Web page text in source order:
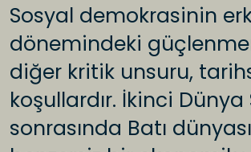
Sosyal demokrasinin
dönemindeki
diğer kritik unsuru,
koşullardır. İkinci Dünya
sonrasında Batı